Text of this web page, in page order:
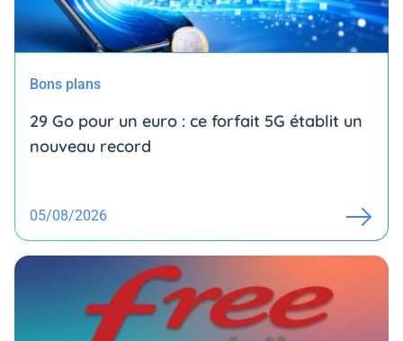
Bons plans
29 Go pour un euro : ce forfait 5G établit un
nouveau record
05/08/2026